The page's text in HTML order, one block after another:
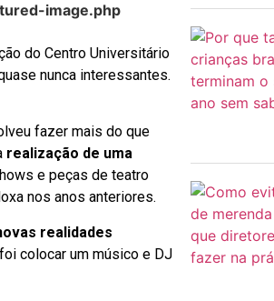
image.php
do Centro Universitário
nunca interessantes.
fazer mais do que
realização de uma
e peças de teatro
nos anos anteriores.
realidades
colocar um músico e DJ